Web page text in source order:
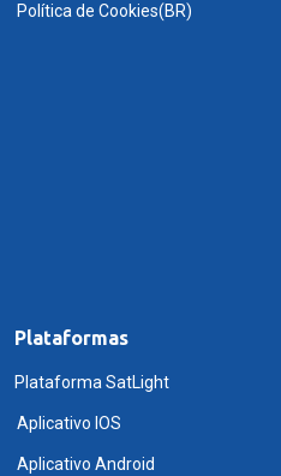
Política de Cookies(BR)
Plataformas
Plataforma SatLight
Aplicativo IOS
Aplicativo Android